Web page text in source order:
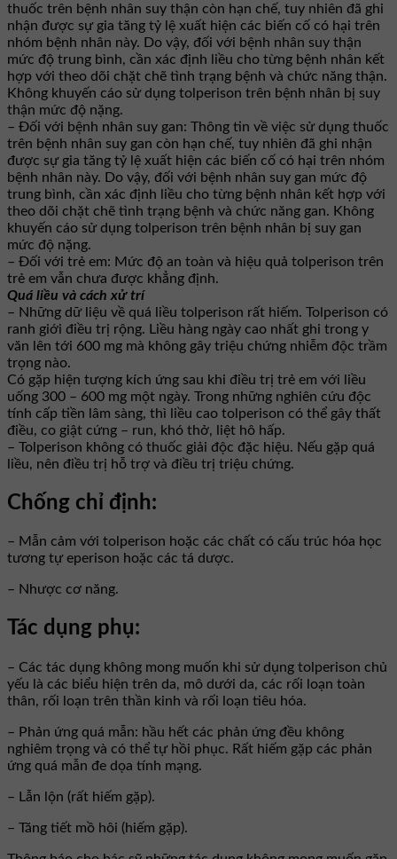
thuốc trên bệnh nhân suy thận còn hạn chế, tuy nhiên đã ghi
nhận được sự gia tăng tỷ lệ xuất hiện các biến cố có hại trên
nhóm bệnh nhân này. Do vậy, đối với bệnh nhân suy thận
mức độ trung bình, cần xác định liều cho từng bệnh nhân kết
hợp với theo dõi chặt chẽ tình trạng bệnh và chức năng thận.
Không khuyến cáo sử dụng tolperison trên bệnh nhân bị suy
thận mức độ nặng.
– Đối với bệnh nhân suy gan: Thông tin về việc sử dụng thuốc
trên bệnh nhân suy gan còn hạn chế, tuy nhiên đã ghi nhận
được sự gia tăng tỷ lệ xuất hiện các biến cố có hại trên nhóm
bệnh nhân này. Do vậy, đối với bệnh nhân suy gan mức độ
trung bình, cần xác định liều cho từng bệnh nhân kết hợp với
theo dõi chặt chẽ tình trạng bệnh và chức năng gan. Không
khuyến cáo sử dụng tolperison trên bệnh nhân bị suy gan
mức độ nặng.
– Đối với trẻ em: Mức độ an toàn và hiệu quả tolperison trên
trẻ em vẫn chưa được khẳng định.
Quá liều và cách xử trí
– Những dữ liệu về quá liều tolperison rất hiếm. Tolperison có
ranh giới điều trị rộng. Liều hàng ngày cao nhất ghi trong y
văn lên tới 600 mg mà không gây triệu chứng nhiễm độc trầm
trọng nào.
Có gặp hiện tượng kích ứng sau khi điều trị trẻ em với liều
uống 300 – 600 mg một ngày. Trong những nghiên cứu độc
tính cấp tiền lâm sàng, thì liều cao tolperison có thể gây thất
điều, co giật cứng – run, khó thở, liệt hô hấp.
– Tolperison không có thuốc giải độc đặc hiệu. Nếu gặp quá
liều, nên điều trị hỗ trợ và điều trị triệu chứng.
Chống chỉ định:
– Mẫn cảm với tolperison hoặc các chất có cấu trúc hóa học
tương tự eperison hoặc các tá dược.
– Nhược cơ năng.
Tác dụng phụ:
– Các tác dụng không mong muốn khi sử dụng tolperison chủ
yếu là các biểu hiện trên da, mô dưới da, các rối loạn toàn
thân, rối loạn trên thần kinh và rối loạn tiêu hóa.
– Phản ứng quá mẫn: hầu hết các phản ứng đều không
nghiêm trọng và có thể tự hồi phục. Rất hiếm gặp các phản
ứng quá mẫn đe dọa tính mạng.
– Lẫn lộn (rất hiếm gặp).
– Tăng tiết mồ hôi (hiếm gặp).